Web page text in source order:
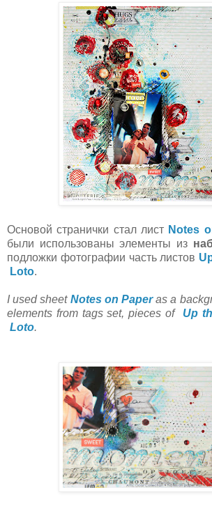
Основой странички стал лист Notes
были использованы элементы из
подложки фотографии часть листов
Loto.
I used sheet Notes on Paperas a
elements from tags set, pieces of Up
Loto.